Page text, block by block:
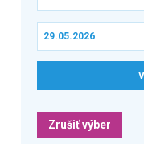
Zrušiť výber